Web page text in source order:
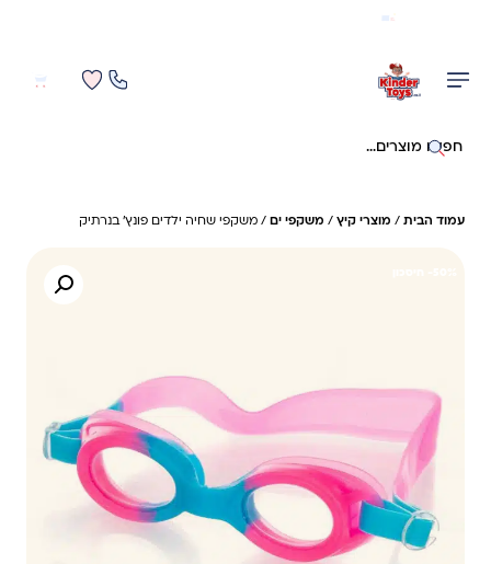
חיפוש באתר
עמוד הבית / מוצרי קיץ / משקפי ים / משקפי שחיה ילדים פונץ’ בנרתיק